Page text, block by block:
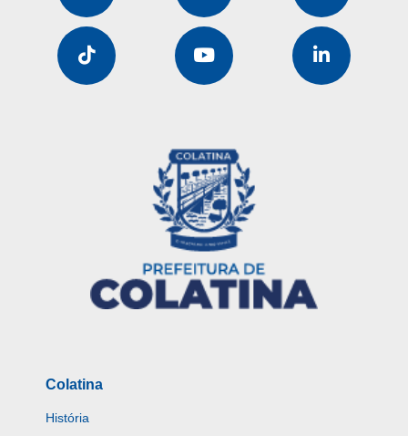
Colatina
História